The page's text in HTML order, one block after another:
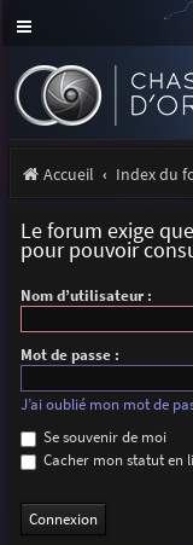
Accueil Index du
Le forum exige
pour pouvoir
Nom d’utilisateur :
Mot de passe :
J’ai oublié mon mot de
Se souvenir de moi
Cacher mon statut en